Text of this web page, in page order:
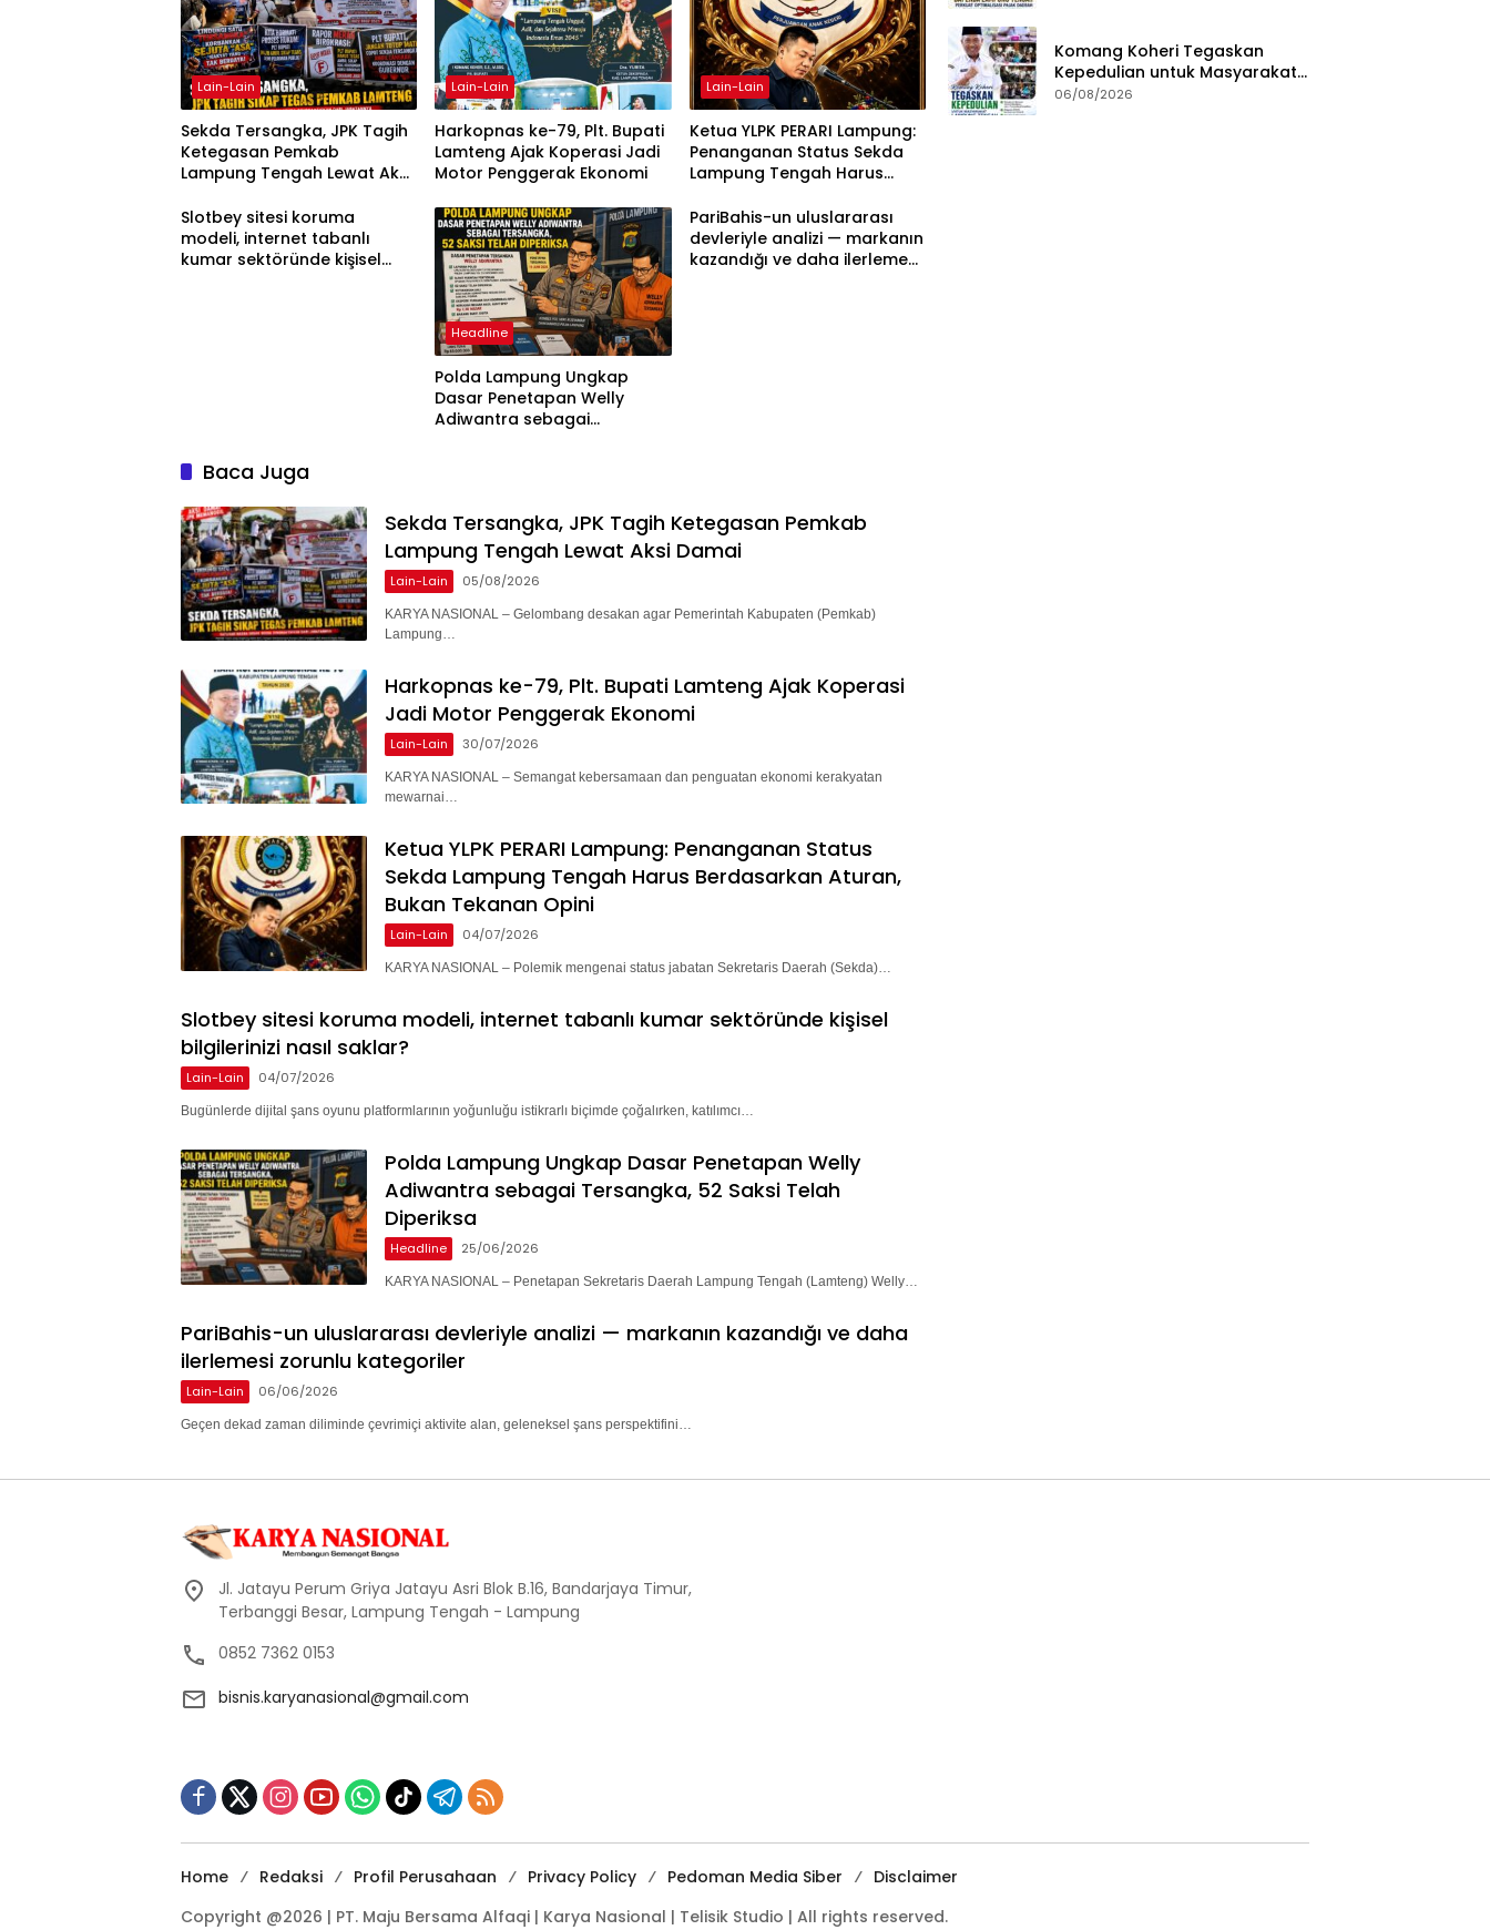
Lain-Lain
Sekda Tersangka, JPK Tagih
Ketegasan Pemkab
Lampung Tengah Lewat Aksi
Lain-Lain
Harkopnas ke-79, Plt. Bupati
Lamteng Ajak Koperasi Jadi
Motor Penggerak Ekonomi
Lain-Lain
Ketua YLPK PERARI Lampung:
Penanganan Status Sekda
Lampung Tengah Harus
Tekanan Opini
Slotbey sitesi koruma
modeli, internet tabanlı
kumar sektöründe kişisel
Headline
Polda Lampung Ungkap
Dasar Penetapan Welly
Adiwantra sebagai
PariBahis-un uluslararası
devleriyle analizi — markanın
kazandığı ve daha ilerlemesi
Baca Juga
Sekda Tersangka, JPK Tagih Ketegasan Pemkab
Lampung Tengah Lewat Aksi Damai
Lain-Lain 05/08/2026
KARYA NASIONAL – Gelombang desakan agar Pemerintah Kabupaten (Pemkab)
Lampung…
Harkopnas ke-79, Plt. Bupati Lamteng Ajak Koperasi
Jadi Motor Penggerak Ekonomi
Lain-Lain 30/07/2026
KARYA NASIONAL – Semangat kebersamaan dan penguatan ekonomi kerakyatan
mewarnai…
Ketua YLPK PERARI Lampung: Penanganan Status
Sekda Lampung Tengah Harus Berdasarkan Aturan,
Bukan Tekanan Opini
Lain-Lain 04/07/2026
KARYA NASIONAL – Polemik mengenai status jabatan Sekretaris Daerah (Sekda)…
Slotbey sitesi koruma modeli, internet tabanlı kumar sektöründe kişisel
bilgilerinizi nasıl saklar?
Lain-Lain 04/07/2026
Bugünlerde dijital şans oyunu platformlarının yoğunluğu istikrarlı biçimde çoğalırken, katılımcı…
Polda Lampung Ungkap Dasar Penetapan Welly
Adiwantra sebagai Tersangka, 52 Saksi Telah
Diperiksa
Headline 25/06/2026
KARYA NASIONAL – Penetapan Sekretaris Daerah Lampung Tengah (Lamteng) Welly…
PariBahis-un uluslararası devleriyle analizi — markanın kazandığı ve daha
ilerlemesi zorunlu kategoriler
Lain-Lain 06/06/2026
Geçen dekad zaman diliminde çevrimiçi aktivite alan, geleneksel şans perspektifini…
Komang Koheri Tegaskan
Kepedulian untuk Masyarakat
Lampung Tengah Lewat
06/08/2026
Jl. Jatayu Perum Griya Jatayu Asri Blok B.16, Bandarjaya Timur,
Terbanggi Besar, Lampung Tengah - Lampung
0852 7362 0153
bisnis.karyanasional@gmail.com
Home Redaksi Profil Perusahaan Privacy Policy Pedoman Media Siber
Disclaimer
Copyright @2026 | PT. Maju Bersama Alfaqi | Karya Nasional | Telisik Studio | All rights reserved.